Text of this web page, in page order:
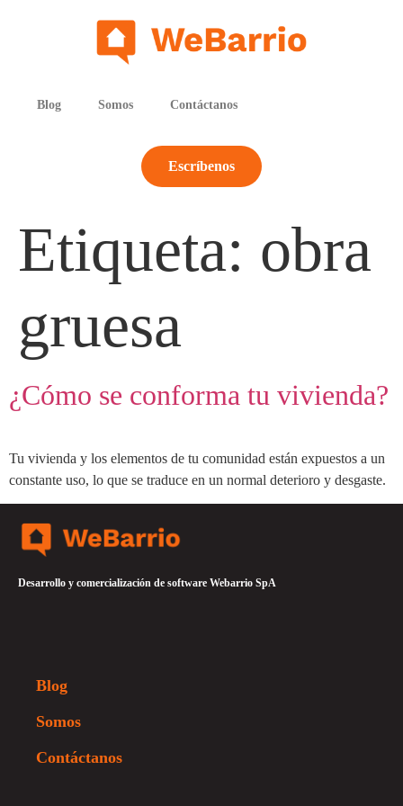
Blog Somos Contáctanos
Escríbenos
Etiqueta: obra
gruesa
¿Cómo se conforma tu vivienda?
Tu vivienda y los elementos de tu comunidad están expuestos a un
constante uso, lo que se traduce en un normal deterioro y desgaste.
Desarrollo y comercialización de software Webarrio SpA
Blog
Somos
Contáctanos